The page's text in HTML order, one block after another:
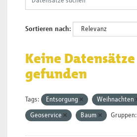
Sortieren nach
Keine Datensätze
gefunden
Tags: Entsorgung Weihnachten
Geoservice Baum Gruppen: